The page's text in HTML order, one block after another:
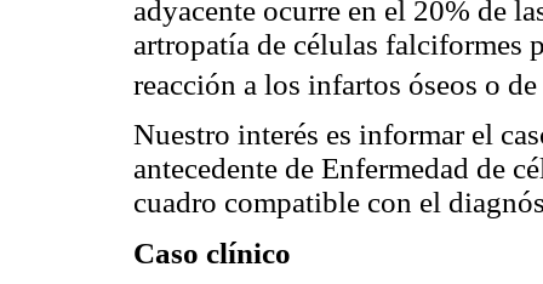
adyacente ocurre en el 20% de
artropatía de células falciformes
reacción a los infartos óseos o
Nuestro interés es informar el
antecedente de Enfermedad de
cuadro compatible con el
Caso clínico